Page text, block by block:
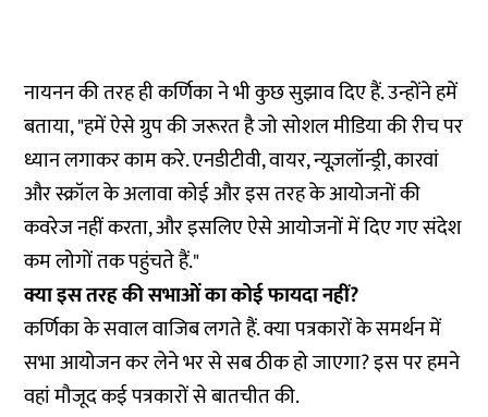
नायनन की तरह ही कर्णिका ने भी कुछ सुझाव दिए हैं. उन्होंने हमें
बताया, "हमें ऐसे ग्रुप की जरूरत है जो सोशल मीडिया की रीच पर
ध्यान लगाकर काम करे. एनडीटीवी, वायर, न्यूज़लॉन्ड्री, कारवां
और स्क्रॉल के अलावा कोई और इस तरह के आयोजनों की
कवरेज नहीं करता, और इसलिए ऐसे आयोजनों में दिए गए संदेश
कम लोगों तक पहुंचते हैं."
क्या इस तरह की सभाओं का कोई फायदा नहीं?
कर्णिका के सवाल वाजिब लगते हैं. क्या पत्रकारों के समर्थन में
सभा आयोजन कर लेने भर से सब ठीक हो जाएगा? इस पर हमने
वहां मौजूद कई पत्रकारों से बातचीत की.